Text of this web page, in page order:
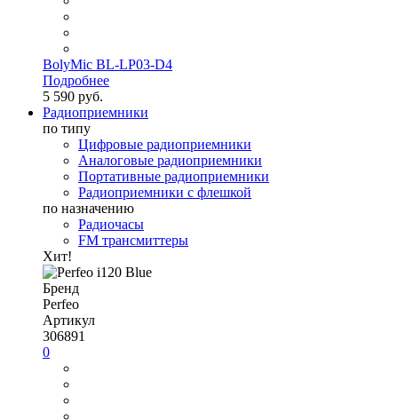
BolyMic BL-LP03-D4
Подробнее
5 590 руб.
Радиоприемники
по типу
Цифровые радиоприемники
Аналоговые радиоприемники
Портативные радиоприемники
Радиоприемники с флешкой
по назначению
Радиочасы
FM трансмиттеры
Хит!
Бренд
Perfeo
Артикул
306891
0